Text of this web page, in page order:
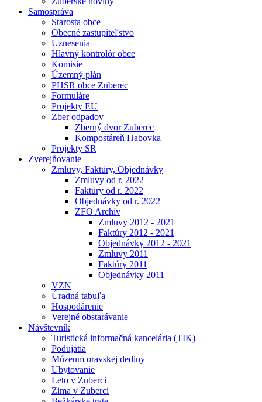
Samospráva
Starosta obce
Obecné zastupiteľstvo
Uznesenia
Hlavný kontrolór obce
Komisie
Územný plán
PHSR obce Zuberec
Formuláre
Projekty EU
Zber odpadov
Zberný dvor Zuberec
Kompostáreň Habovka
Projekty SR
Zverejňovanie
Zmluvy, Faktúry, Objednávky
Zmluvy od r. 2022
Faktúry od r. 2022
Objednávky od r. 2022
ZFO Archív
Zmluvy 2012 - 2021
Faktúry 2012 - 2021
Objednávky 2012 - 2021
Zmluvy 2011
Faktúry 2011
Objednávky 2011
VZN
Úradná tabuľa
Hospodárenie
Verejné obstarávanie
Návštevník
Turistická informačná kancelária (TIK)
Podujatia
Múzeum oravskej dediny
Ubytovanie
Leto v Zuberci
Zima v Zuberci